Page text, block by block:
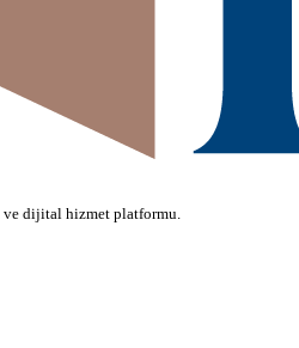
dijital hizmet platformu.